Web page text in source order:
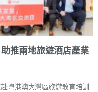
推兩地旅遊酒店產業
粵港澳大灣區旅遊教育培訓